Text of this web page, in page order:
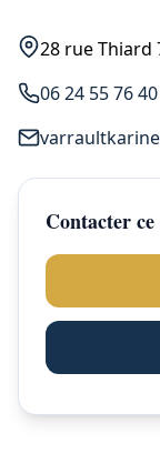
28 rue Thiard
06 24 55 76 40
Contacter